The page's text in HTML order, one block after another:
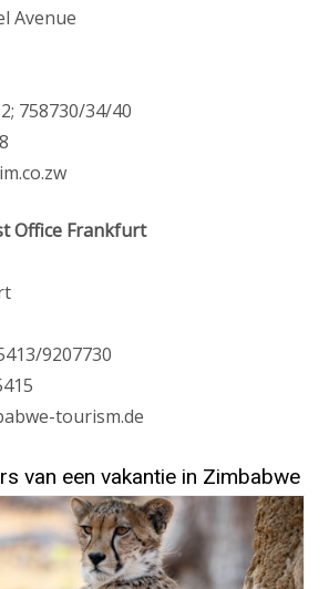
Avenue
758730/34/40
Office Frankfurt
9207730
tourism.de
van een vakantie in Zimbabwe